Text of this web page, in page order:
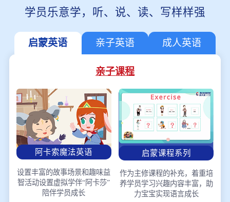
学员乐意学，听、说、读、写样样强
启蒙英语 亲子英语 成人英语
亲子课程
阿卡索魔法英语
设置丰富的故事场景和趣味益
智活动设置虚拟学伴“阿卡莎”
陪伴学员成长
启蒙课程系列
作为主修课程的补充，着重培
养学员学习兴趣内容丰富，助
力宝宝实现语言成长